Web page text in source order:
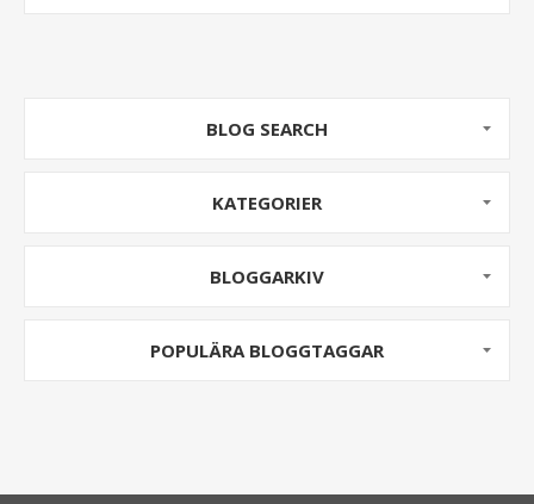
BLOG SEARCH
KATEGORIER
BLOGGARKIV
POPULÄRA BLOGGTAGGAR